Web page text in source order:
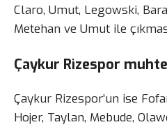
Claro, Umut, Legowski,
Metehan ve Umut ile
Çaykur Rizespor
Çaykur Rizespor’un ise
Hojer, Taylan, Mebude,